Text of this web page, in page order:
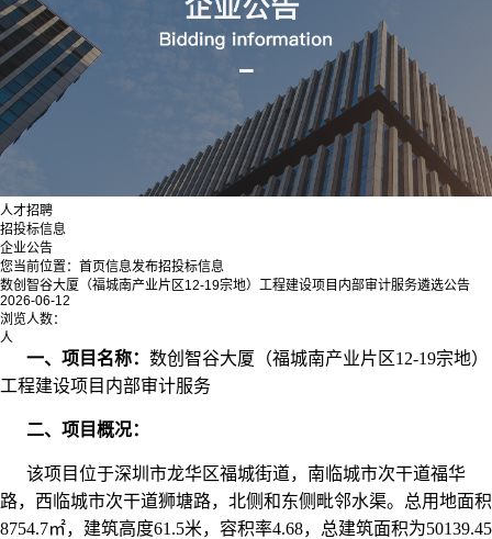
人才招聘
招投标信息
企业公告
您当前位置： 首页信息发布招投标信息
数创智谷大厦（福城南产业片区12-19宗地）工程建设项目内部审计服务遴选公告
2026-06-12
浏览人数：
人
一、项目名称： 数创智谷大厦（福城南产业片区12-19宗地）
工程建设项目内部审计服务
二、项目概况：
该项目位于深圳市龙华区福城街道，南临城市次干道福华
路，西临城市次干道狮塘路，北侧和东侧毗邻水渠。总用地面积
8754.7㎡，建筑高度61.5米，容积率4.68，总建筑面积为50139.45